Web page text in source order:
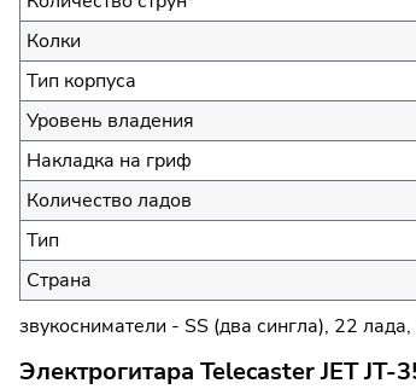
Колки
Тип корпуса
Уровень владения
Накладка на гриф
Количество ладов
Тип
Страна
звукосниматели - SS (два сингла), 22
Электрогитара Telecaster JET